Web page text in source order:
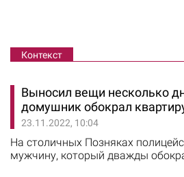
Контекст
Выносил вещи несколько
домушник обокрал
23.11.2022, 10:04
На столичных Позняках
мужчину, который дважды